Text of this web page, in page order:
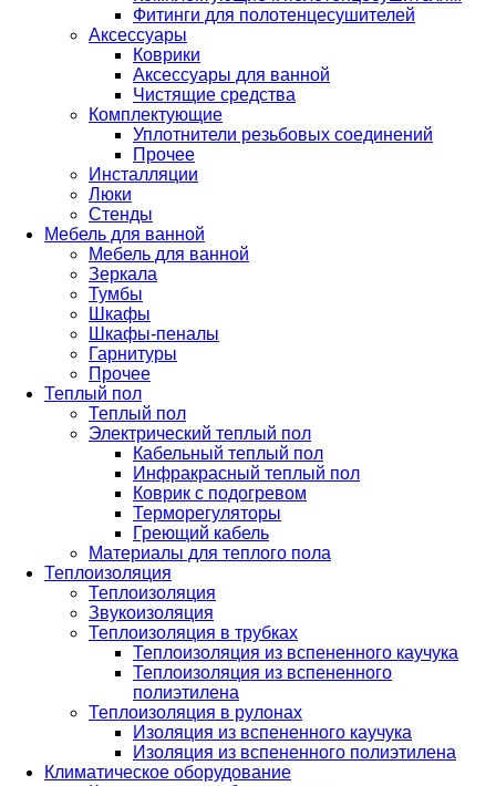
Фитинги для полотенцесушителей
Аксессуары
Коврики
Аксессуары для ванной
Чистящие средства
Комплектующие
Уплотнители резьбовых соединений
Прочее
Инсталляции
Люки
Стенды
Мебель для ванной
Мебель для ванной
Зеркала
Тумбы
Шкафы
Шкафы-пеналы
Гарнитуры
Прочее
Теплый пол
Теплый пол
Электрический теплый пол
Кабельный теплый пол
Инфракрасный теплый пол
Коврик с подогревом
Терморегуляторы
Греющий кабель
Материалы для теплого пола
Теплоизоляция
Теплоизоляция
Звукоизоляция
Теплоизоляция в трубках
Теплоизоляция из вспененного каучука
Теплоизоляция из вспененного
полиэтилена
Теплоизоляция в рулонах
Изоляция из вспененного каучука
Изоляция из вспененного полиэтилена
Климатическое оборудование